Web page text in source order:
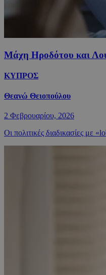
Μάχη Ηροδότου και
ΚΥΠΡΟΣ
Θεανώ Θειοπούλου
2 Φεβρουαρίου, 2026
Οι πολιτικές διαδικασίες με